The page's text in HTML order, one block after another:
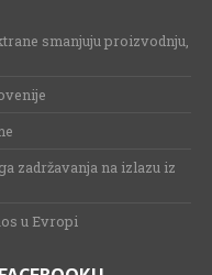
smanjuju proizvodnju,
zadržavanja na izlazu iz
u Evropi